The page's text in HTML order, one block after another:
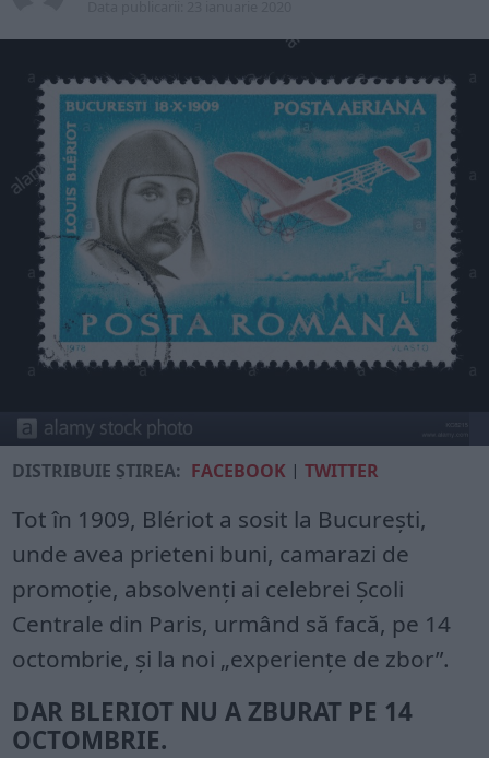
DISTRIBUIE ȘTIREA: FACEBOOK |TWITTER
Tot în 1909, Blériot a sosit la București,
unde avea prieteni buni, camarazi de
promoție, absolvenți ai celebrei Școli
Centrale din Paris, urmând să facă, pe 14
octombrie, și la noi „experiențe de zbor”.
DAR BLERIOT NU A ZBURAT PE 14
OCTOMBRIE.